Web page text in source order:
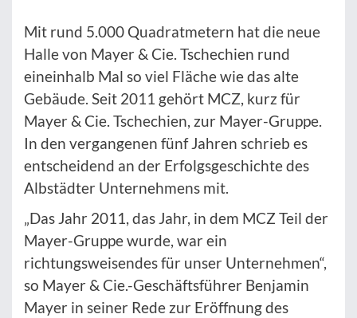
Mit rund 5.000 Quadratmetern hat die neue
Halle von Mayer & Cie. Tschechien rund
eineinhalb Mal so viel Fläche wie das alte
Gebäude. Seit 2011 gehört MCZ, kurz für
Mayer & Cie. Tschechien, zur Mayer-Gruppe.
In den vergangenen fünf Jahren schrieb es
entscheidend an der Erfolgsgeschichte des
Albstädter Unternehmens mit.
„Das Jahr 2011, das Jahr, in dem MCZ Teil der
Mayer-Gruppe wurde, war ein
richtungsweisendes für unser Unternehmen“,
so Mayer & Cie.-Geschäftsführer Benjamin
Mayer in seiner Rede zur Eröffnung des